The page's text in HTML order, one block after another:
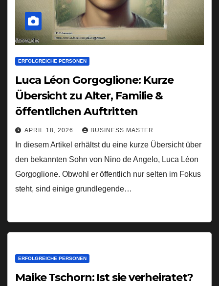
ERFOLGREICHE PERSONEN
Luca Léon Gorgoglione: Kurze
Übersicht zu Alter, Familie &
öffentlichen Auftritten
APRIL 18, 2026 BUSINESS MASTER
In diesem Artikel erhältst du eine kurze Übersicht über
den bekannten Sohn von Nino de Angelo, Luca Léon
Gorgoglione. Obwohl er öffentlich nur selten im Fokus
steht, sind einige grundlegende…
ERFOLGREICHE PERSONEN
Maike Tschorn: Ist sie verheiratet?